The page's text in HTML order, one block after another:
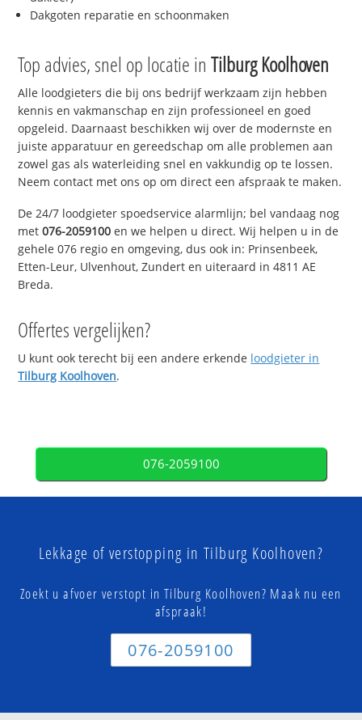
Dakgoten reparatie en schoonmaken
Top advies, snel op locatie inTilburg Koolhoven
Alle loodgieters die bij ons bedrijf werkzaam zijn hebben
kennis en vakmanschap en zijn professioneel en goed
opgeleid. Daarnaast beschikken wij over de modernste en
juiste apparatuur en gereedschap om alle problemen aan
zowel gas als waterleiding snel en vakkundig op te lossen.
Neem contact met ons op om direct een afspraak te maken.
De 24/7 loodgieter spoedservice alarmlijn; bel vandaag nog
met076-2059100 en we helpen u direct. Wij helpen u in de
gehele 076 regio en omgeving, dus ook in: Prinsenbeek,
Etten-Leur, Ulvenhout, Zundert en uiteraard in 4811 AE
Breda.
Offertes vergelijken?
U kunt ook terecht bij een andere erkende loodgieter in
Tilburg Koolhoven.
076-2059100
Lekkage of verstopping in Tilburg Koolhoven?
Zoekt u afvoer verstopt in Tilburg Koolhoven? Maak nu een
afspraak!
076-2059100